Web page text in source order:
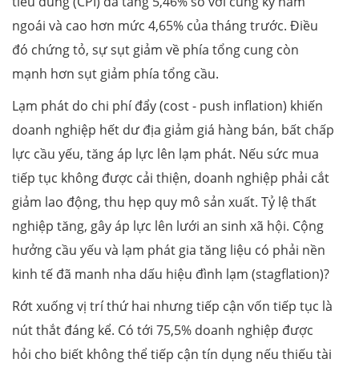
ngoái và cao hơn mức 4,65% của tháng trước. Điều
đó chứng tỏ, sự sụt giảm về phía tổng cung còn
mạnh hơn sụt giảm phía tổng cầu.
Lạm phát do chi phí đẩy (cost - push inflation) khiến
doanh nghiệp hết dư địa giảm giá hàng bán, bất chấp
lực cầu yếu, tăng áp lực lên lạm phát. Nếu sức mua
tiếp tục không được cải thiện, doanh nghiệp phải cắt
giảm lao động, thu hẹp quy mô sản xuất. Tỷ lệ thất
nghiệp tăng, gây áp lực lên lưới an sinh xã hội. Cộng
hưởng cầu yếu và lạm phát gia tăng liệu có phải nền
kinh tế đã manh nha dấu hiệu đình lạm (stagflation)?
Rớt xuống vị trí thứ hai nhưng tiếp cận vốn tiếp tục là
nút thắt đáng kể. Có tới 75,5% doanh nghiệp được
hỏi cho biết không thể tiếp cận tín dụng nếu thiếu tài